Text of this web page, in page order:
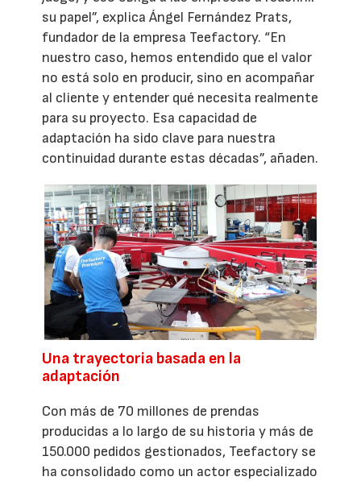
su papel”, explica Ángel Fernández Prats,
fundador de la empresa Teefactory. “En
nuestro caso, hemos entendido que el valor
no está solo en producir, sino en acompañar
al cliente y entender qué necesita realmente
para su proyecto. Esa capacidad de
adaptación ha sido clave para nuestra
continuidad durante estas décadas”, añaden.
Una trayectoria basada en la
adaptación
Con más de 70 millones de prendas
producidas a lo largo de su historia y más de
150.000 pedidos gestionados, Teefactory se
ha consolidado como un actor especializado